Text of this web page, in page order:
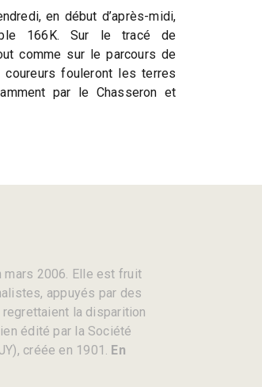
en début d’après-midi,
166K. Sur le tracé de
comme sur le parcours de
fouleront les terres
par le Chasseron et
mars 2006. Elle est fruit
appuyés par des
la disparition
édité par la Société
créée en 1901. En